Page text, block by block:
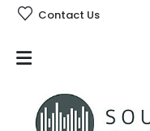
Contact Us